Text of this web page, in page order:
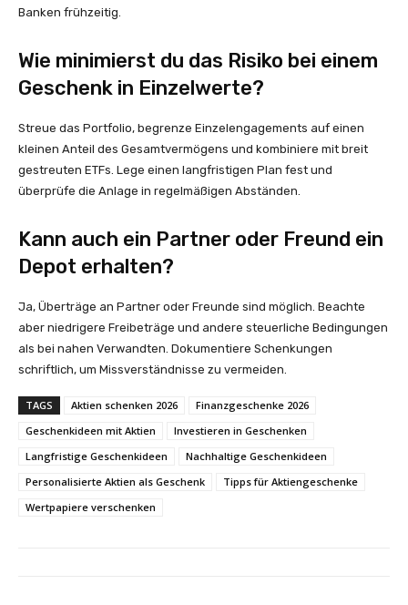
Banken frühzeitig.
Wie minimierst du das Risiko bei einem
Geschenk in Einzelwerte?
Streue das Portfolio, begrenze Einzelengagements auf einen
kleinen Anteil des Gesamtvermögens und kombiniere mit breit
gestreuten ETFs. Lege einen langfristigen Plan fest und
überprüfe die Anlage in regelmäßigen Abständen.
Kann auch ein Partner oder Freund ein
Depot erhalten?
Ja, Überträge an Partner oder Freunde sind möglich. Beachte
aber niedrigere Freibeträge und andere steuerliche Bedingungen
als bei nahen Verwandten. Dokumentiere Schenkungen
schriftlich, um Missverständnisse zu vermeiden.
TAGS Aktien schenken 2026
Finanzgeschenke 2026
Geschenkideen mit Aktien
Investieren in Geschenken
Langfristige Geschenkideen
Nachhaltige Geschenkideen
Personalisierte Aktien als Geschenk
Tipps für Aktiengeschenke
Wertpapiere verschenken